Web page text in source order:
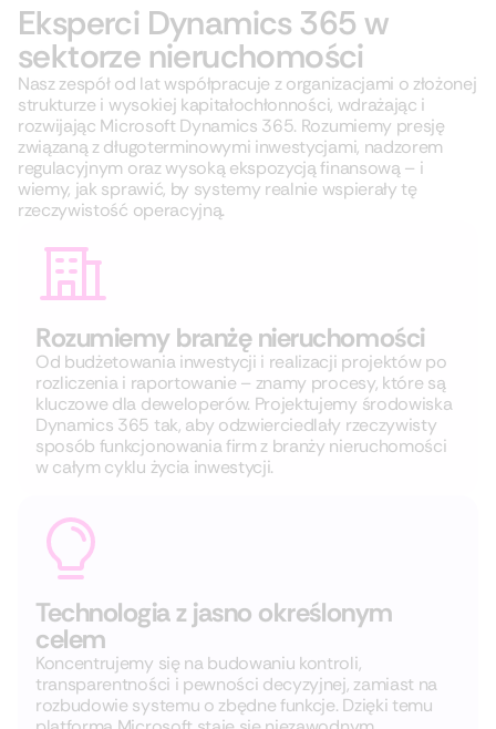
Eksperci Dynamics 365 w
sektorze nieruchomości
Nasz zespół od lat współpracuje z organizacjami o złożonej
strukturze i wysokiej kapitałochłonności, wdrażając i
rozwijając Microsoft Dynamics 365. Rozumiemy presję
związaną z długoterminowymi inwestycjami, nadzorem
regulacyjnym oraz wysoką ekspozycją finansową – i
wiemy, jak sprawić, by systemy realnie wspierały tę
rzeczywistość operacyjną.
Rozumiemy branżę nieruchomości
Od budżetowania inwestycji i realizacji projektów po
rozliczenia i raportowanie – znamy procesy, które są
kluczowe dla deweloperów. Projektujemy środowiska
Dynamics 365 tak, aby odzwierciedlały rzeczywisty
sposób funkcjonowania firm z branży nieruchomości
w całym cyklu życia inwestycji.
Technologia z jasno określonym
celem
Koncentrujemy się na budowaniu kontroli,
transparentności i pewności decyzyjnej, zamiast na
rozbudowie systemu o zbędne funkcje. Dzięki temu